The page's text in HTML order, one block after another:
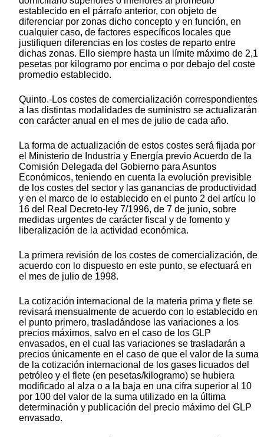
establecido en el párrafo anterior, con objeto de
diferenciar por zonas dicho concepto y en función, en
cualquier caso, de factores específicos locales que
justifiquen diferencias en los costes de reparto entre
dichas zonas. Ello siempre hasta un límite máximo de 2,1
pesetas por kilogramo por encima o por debajo del coste
promedio establecido.
Quinto.-Los costes de comercialización correspondientes
a las distintas modalidades de suministro se actualizarán
con carácter anual en el mes de julio de cada año.
La forma de actualización de estos costes será fijada por
el Ministerio de Industria y Energía previo Acuerdo de la
Comisión Delegada del Gobierno para Asuntos
Económicos, teniendo en cuenta la evolución previsible
de los costes del sector y las ganancias de productividad
y en el marco de lo establecido en el punto 2 del artícu lo
16 del Real Decreto-ley 7/1996, de 7 de junio, sobre
medidas urgentes de carácter fiscal y de fomento y
liberalización de la actividad económica.
La primera revisión de los costes de comercialización, de
acuerdo con lo dispuesto en este punto, se efectuará en
el mes de julio de 1998.
La cotización internacional de la materia prima y flete se
revisará mensualmente de acuerdo con lo establecido en
el punto primero, trasladándose las variaciones a los
precios máximos, salvo en el caso de los GLP
envasados, en el cual las variaciones se trasladarán a
precios únicamente en el caso de que el valor de la suma
de la cotización internacional de los gases licuados del
petróleo y el flete (en pesetas/kilogramo) se hubiera
modificado al alza o a la baja en una cifra superior al 10
por 100 del valor de la suma utilizado en la última
determinación y publicación del precio máximo del GLP
envasado.